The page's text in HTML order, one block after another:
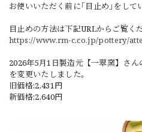
お使いいただく前に｢目止め｣をして
目止めの方法は下記URLからご覧く
https://www.rm-c.co.jp/pottery/
2026年5月1日製造元【一翠窯】さ
を変更いたしました。
旧価格:2,431円
新価格:2,640円